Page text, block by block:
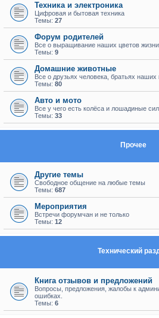
Техника и электроника
Цифровая и бытовая техника
Темы: 27
Форум родителей
Все о выращивание наших цветов жизни
Темы: 9
Домашние животные
Все о друзьях человека, братьях
Темы: 80
Авто и мото
Все у чего есть колёса и лошадиные
Темы: 33
Прочее
Другие темы
Свободное общение на любые темы
Темы: 687
Мероприятия
Встречи форумчан и не только
Темы: 12
Технический
Книга отзывов и предложений
Вопросы, предложения, жалобы к
ошибках.
Темы: 6